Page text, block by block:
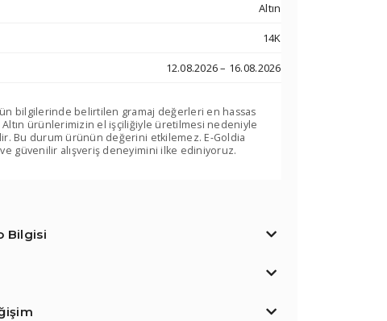
Altın
14K
12.08.2026 – 16.08.2026
bilgilerinde belirtilen gramaj değerleri en hassas
Altın ürünlerimizin el işçiliğiyle üretilmesi nedeniyle
Bu durum ürünün değerini etkilemez. E-Goldia
güvenilir alışveriş deneyimini ilke ediniyoruz.
Bilgisi